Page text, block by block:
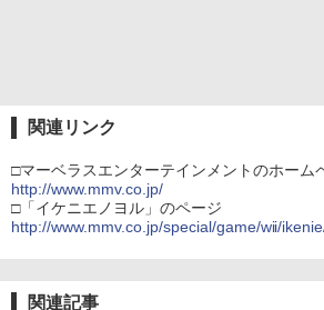
関連リンク
□マーベラスエンターテインメントのホーム
http://www.mmv.co.jp/
□「イケニエノヨル」のページ
http://www.mmv.co.jp/special/game/wii/
関連記事